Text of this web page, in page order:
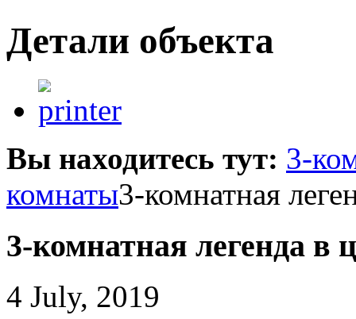
Детали объекта
Вы находитесь тут: 3-
комнаты3-комнатная
3-комнатная легенда в
4 July, 2019